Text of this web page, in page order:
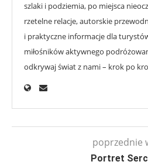
szlaki i podziemia, po miejsca
rzetelne relacje, autorskie
i praktyczne informacje dla
miłośników aktywnego
odkrywaj świat z nami – krok po
poprzednie
Portret